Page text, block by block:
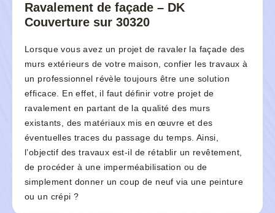
Ravalement de façade – DK
Couverture sur 30320
Lorsque vous avez un projet de ravaler la façade des
murs extérieurs de votre maison, confier les travaux à
un professionnel révèle toujours être une solution
efficace. En effet, il faut définir votre projet de
ravalement en partant de la qualité des murs
existants, des matériaux mis en œuvre et des
éventuelles traces du passage du temps. Ainsi,
l’objectif des travaux est-il de rétablir un revêtement,
de procéder à une imperméabilisation ou de
simplement donner un coup de neuf via une peinture
ou un crépi ?